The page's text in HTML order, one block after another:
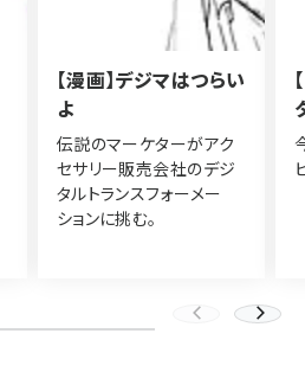
【漫画】デジマはつらい
よ
伝説のマーケターがアク
セサリー販売会社のデジ
タルトランスフォーメー
ションに挑む。